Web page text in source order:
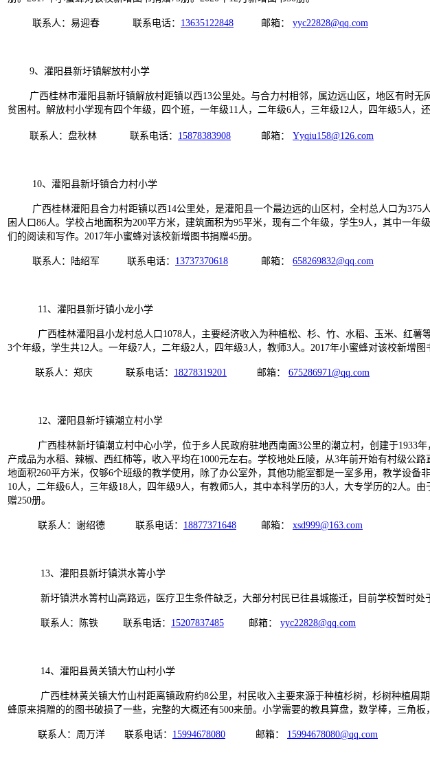
联系人：易迎春 联系电话： 13635122848 邮箱： yyc22828@qq.com
9、灌阳县新圩镇解放村小学
广西桂林市灌阳县新圩镇解放村距镇以西13公里处。与合力村相邻，属边远山区，地区有时无
贫困村。解放村小学现有四个年级，四个班，一年级11人，二年级6人，三年级12人，四年级5人，
联系人：盘秋林 联系电话： 15878383908 邮箱： Yyqiu158@126.com
10、灌阳县新圩镇合力村小学
广西桂林灌阳县合力村距镇以西14公里处，是灌阳县一个最边远的山区村，全村总人口为375
困人口86人。学校占地面积为200平方米，建筑面积为95平米，现有二个年级，学生9人，其中一
们的阅读和写作。2017年小蜜蜂对该校新增图书捐赠45册。
联系人：陆绍军 联系电话： 13737370618 邮箱： 658269832@qq.com
11、灌阳县新圩镇小龙小学
广西桂林灌阳县小龙村总人口 1078人，主要经济收入为种植松、杉、竹、水稻、玉米、红薯
3个年级，学生共12 人。一年级7人，二年级2 人，四年级3人，教师3人。2017年小蜜蜂对该校新增图
联系人：郑庆 联系电话： 18278319201 邮箱： 675286971@qq.com
12、灌阳县新圩镇潮立村小学
广西桂林新圩镇潮立村中心小学，位于乡人民政府驻地西南面3公里的潮立村，创建于1933年
产成品为水稻、辣椒、西红柿等，收入平均在1000元左右。学校地处丘陵，从3年前开始有村级公
地面积260平方米，仅够6个班级的教学使用，除了办公室外，其他功能室都是一室多用，教学设
10人，二年级6人，三年级18人，四年级9人，有教师5人，其中本科学历的3人，大专学历的2人。
赠250册。
联系人：谢绍德 联系电话： 18877371648 邮箱： xsd999@163.com
13、灌阳县新圩镇洪水箐小学
新圩镇洪水箐村山高路远，医疗卫生条件缺乏，大部分村民已往县城搬迁，目前学校暂时处于
联系人：陈铁 联系电话： 15207837485 邮箱： yyc22828@qq.com
14、灌阳县黄关镇大竹山村小学
广西桂林黄关镇大竹山村距离镇政府约8公里，村民收入主要来源于种植杉树，杉树种植周期
蜂原来捐赠的的图书破损了一些，完整的大概还有500来册。小学需要的教具算盘，数学棒，三角
联系人：周万洋 联系电话： 15994678080 邮箱： 15994678080@qq.com